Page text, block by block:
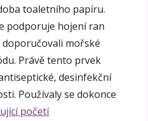
toaletního papíru.
podporuje hojení ran
doporučovali mořské
Právě tento prvek
desinfekční
Používaly se dokonce
početí